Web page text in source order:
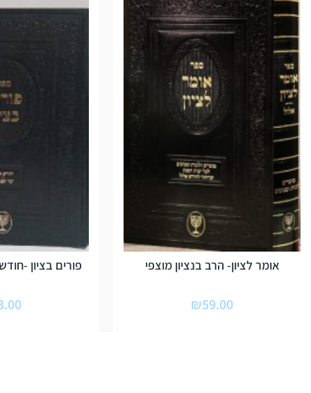
אומר לציון- הרב בנציון מוצפי
₪59.00
פורים בציון -